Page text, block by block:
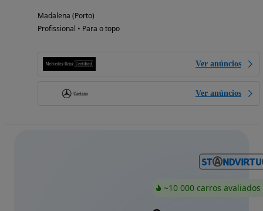
Madalena (Porto)
Profissional • Para o topo
Ver anúncios
Ver anúncios
~10 000 carros